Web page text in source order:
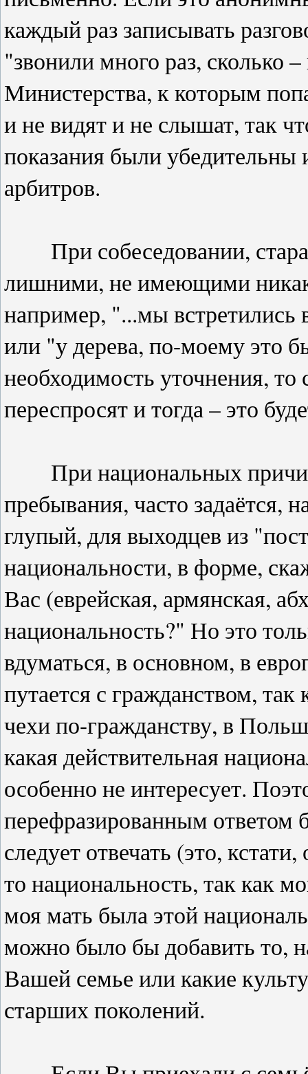
каждый раз записывать
"звонили много раз, сколько
Министерства, к которым
и не видят и не слышат, так
показания были
арбитров.
При собеседовании,
лишними, не имеющими
например, "...мы встретились
или "у дерева, по-моему это
необходимость уточнения,
переспросят и тогда – это
При национальных
пребывания, часто задаётся,
глупый, для выходцев из
национальности, в форме,
Вас (еврейская, армянская,
национальность?" Но это
вдуматься, в основном, в
путается с гражданством,
чехи по-гражданству, в
какая действительная
особенно не интересует.
перефразированным ответом
следует отвечать (это,
то национальность, так как
моя мать была этой
можно было бы добавить то,
Вашей семье или какие
старших поколений.